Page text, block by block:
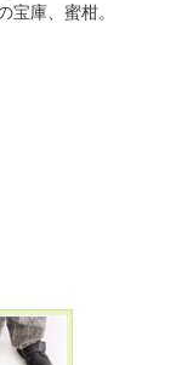
宝庫、蜜柑。